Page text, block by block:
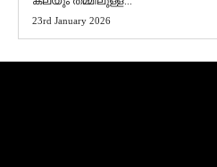
23rd January 2026